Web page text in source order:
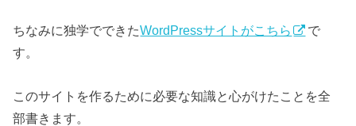
ちなみに独学でできたWordPressサイトがこちら
で
す。
このサイトを作るために必要な知識と心がけたことを全
部書きます。